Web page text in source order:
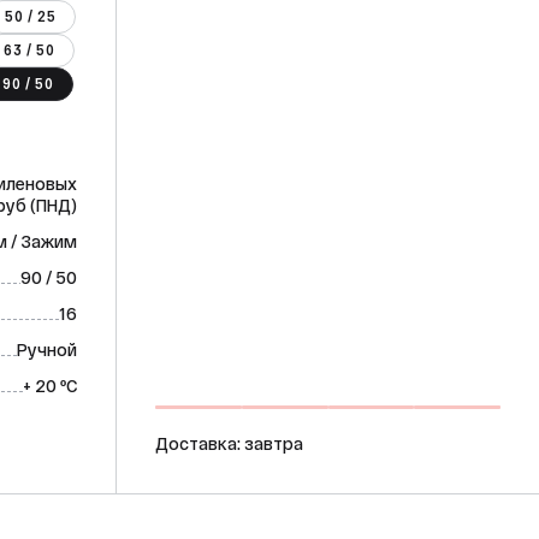
50 / 25
63 / 50
90 / 50
(ПНД)
/ Зажим
90 / 50
16
Ручной
+ 20 ºС
Доставка: завтра